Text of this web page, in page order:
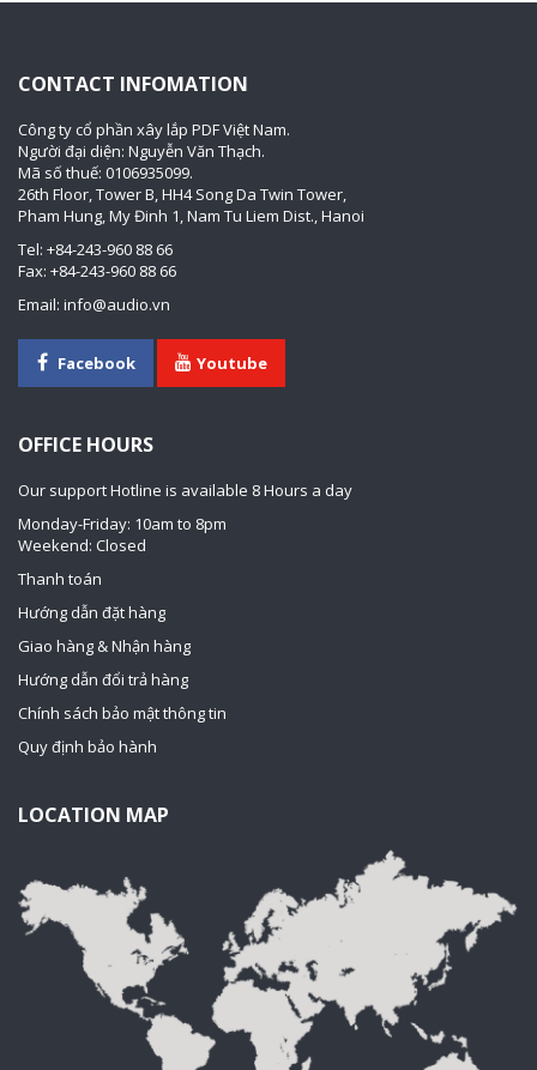
CONTACT INFOMATION
Công ty cổ phần xây lắp PDF Việt Nam.
Người đại diện: Nguyễn Văn Thạch.
Mã số thuế: 0106935099.
26th Floor, Tower B, HH4 Song Da Twin Tower,
Pham Hung, My Đinh 1, Nam Tu Liem Dist., Hanoi
Tel: +84-243-960 88 66
Fax: +84-243-960 88 66
Email: info@audio.vn
Facebook Youtube
OFFICE HOURS
Our support Hotline is available 8 Hours a day
Monday-Friday: 10am to 8pm
Weekend: Closed
Thanh toán
Hướng dẫn đặt hàng
Giao hàng & Nhận hàng
Hướng dẫn đổi trả hàng
Chính sách bảo mật thông tin
Quy định bảo hành
LOCATION MAP